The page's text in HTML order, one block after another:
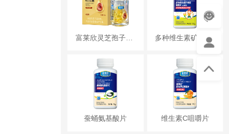
富莱欣灵芝孢子油软胶囊 多种维生素矿物质咀嚼片（儿童型）
蚕蛹氨基酸片 维生素C咀嚼片